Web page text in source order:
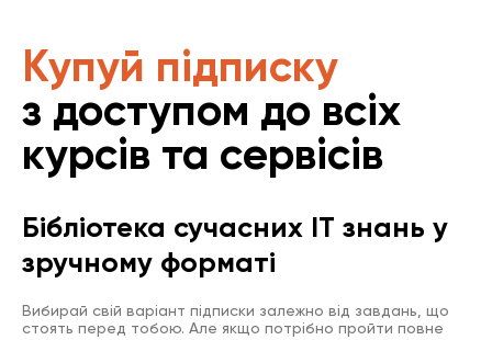
Купуй підписку
з доступом до всіх
курсів та сервісів
Бібліотека сучасних IT знань у
зручному форматі
Вибирай свій варіант підписки залежно від завдань, що
стоять перед тобою. Але якщо потрібно пройти повне